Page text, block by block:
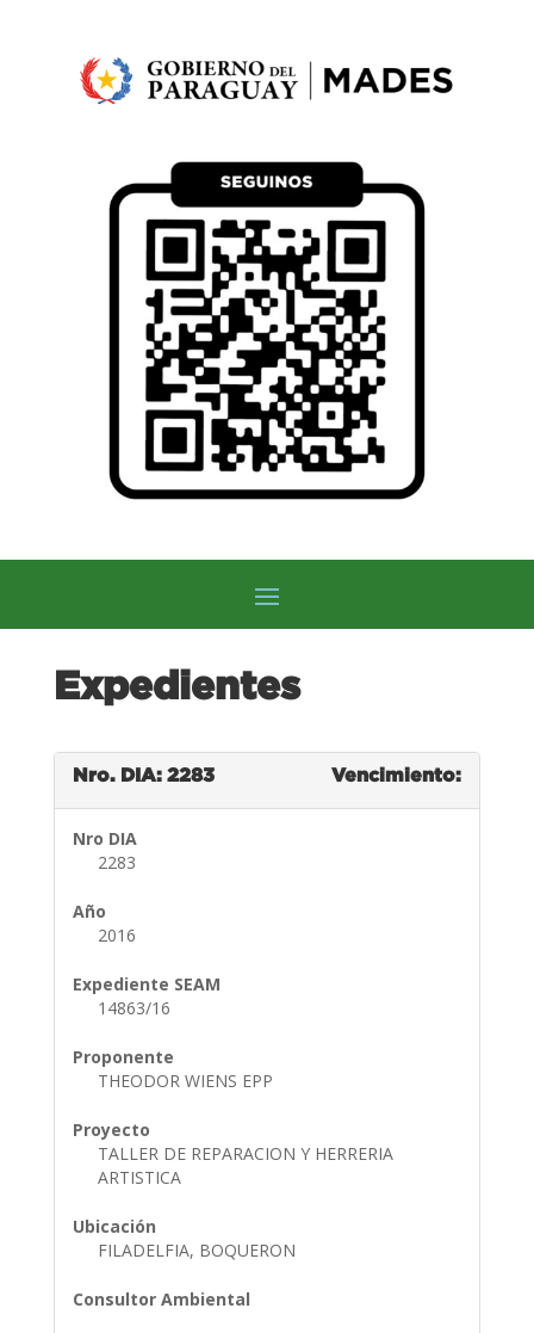
Expedientes
Nro. DIA: 2283 Vencimiento:
Nro DIA
2283
Año
2016
Expediente SEAM
14863/16
Proponente
THEODOR WIENS EPP
Proyecto
TALLER DE REPARACION Y HERRERIA
ARTISTICA
Ubicación
FILADELFIA, BOQUERON
Consultor Ambiental